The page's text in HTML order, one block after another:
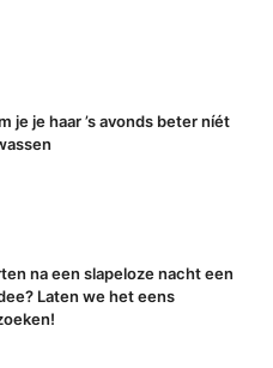
je je haar ’s avonds beter níét
na een slapeloze nacht een
Laten we het eens